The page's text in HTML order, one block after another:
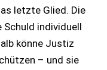
letzte Glied. Die
Schuld individuell
könne Justiz
– und sie